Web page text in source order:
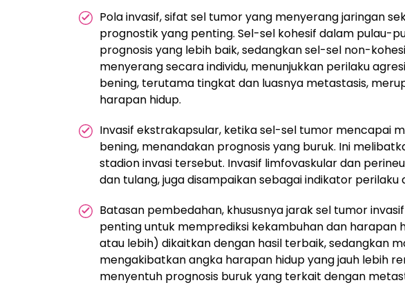
Pola invasif, sifat sel tumor yang menyerang jaringan
prognostik yang penting. Sel-sel kohesif dalam pulau-
prognosis yang lebih baik, sedangkan sel-sel non-
menyerang secara individu, menunjukkan perilaku
bening, terutama tingkat dan luasnya metastasis,
harapan hidup.
Invasif ekstrakapsular, ketika sel-sel tumor mencapai
bening, menandakan prognosis yang buruk. Ini
stadion invasi tersebut. Invasif limfovaskular dan
dan tulang, juga disampaikan sebagai indikator perilaku
Batasan pembedahan, khususnya jarak sel tumor
penting untuk memprediksi kekambuhan dan harapan
atau lebih) dikaitkan dengan hasil terbaik, sedangkan
mengakibatkan angka harapan hidup yang jauh lebih
menyentuh prognosis buruk yang terkait dengan